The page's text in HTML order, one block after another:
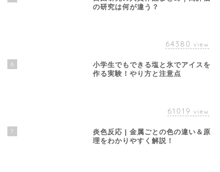
の研究は何が違う？
64380 view
6
小学生でもできる塩と氷でアイスを
作る実験！やり方と注意点
61019 view
7
炎色反応 | 金属ごとの色の違い＆原
理をわかりやすく解説！